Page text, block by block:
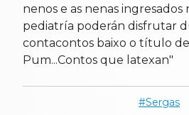
nenos e as nenas
pediatría poderán disfrutar
contacontos baixo o título
Pum...Contos que latexan"
Sergas